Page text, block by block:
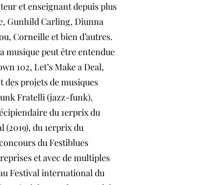
et enseignant depuis plus
Gunhild Carling, Diunna
Corneille et bien d’autres.
musique peut être entendue
102, Let’s Make a Deal,
projets de musiques
Fratelli (jazz-funk),
du 1erprix du
(2019), du 1erprix du
du Festiblues
et avec de multiples
Festival international du